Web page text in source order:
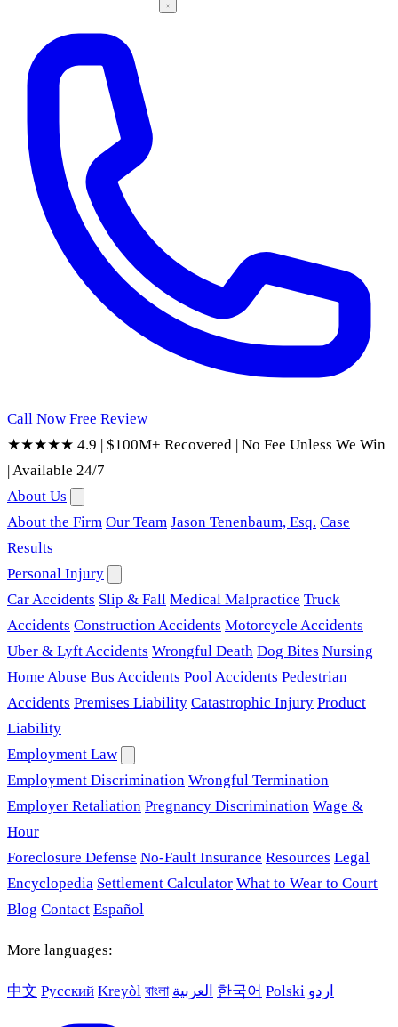
Call Now Free Review
★★★★★ 4.9 | $100M+ Recovered | No Fee Unless We Win
|Available 24/7
About Us
About the Firm Our Team Jason Tenenbaum, Esq. Case
Results
Personal Injury
Car Accidents Slip & Fall Medical Malpractice Truck
Accidents Construction Accidents Motorcycle Accidents
Uber & Lyft Accidents Wrongful Death Dog Bites Nursing
Home Abuse Bus Accidents Pool Accidents Pedestrian
Accidents Premises Liability Catastrophic Injury Product
Liability
Employment Law
Employment Discrimination Wrongful Termination
Employer Retaliation Pregnancy Discrimination Wage &
Hour
Foreclosure Defense No-Fault Insurance Resources Legal
Encyclopedia Settlement Calculator What to Wear to Court
Blog Contact Español
More languages:
中文 Русский Kreyòl বাংলা العربية 한국어 Polski اردو